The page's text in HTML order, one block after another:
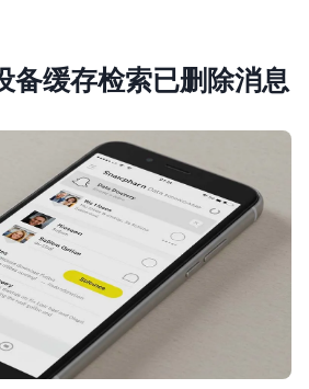
备缓存检索已删除消息